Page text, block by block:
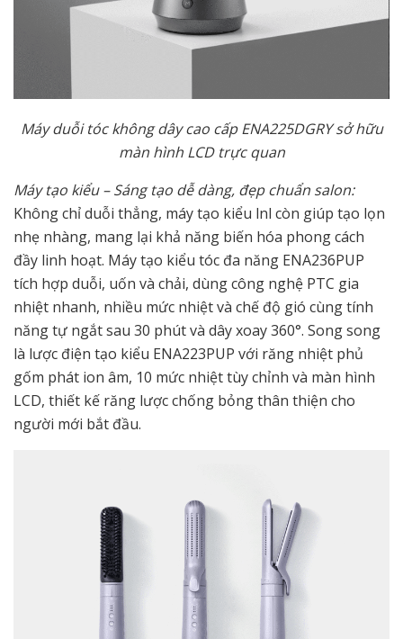
Máy duỗi tóc không dây cao cấp ENA225DGRY sở hữu
màn hình LCD trực quan
Máy tạo kiểu – Sáng tạo dễ dàng, đẹp chuẩn salon:
Không chỉ duỗi thẳng, máy tạo kiểu lnl còn giúp tạo lọn
nhẹ nhàng, mang lại khả năng biến hóa phong cách
đầy linh hoạt. Máy tạo kiểu tóc đa năng ENA236PUP
tích hợp duỗi, uốn và chải, dùng công nghệ PTC gia
nhiệt nhanh, nhiều mức nhiệt và chế độ gió cùng tính
năng tự ngắt sau 30 phút và dây xoay 360°. Song song
là lược điện tạo kiểu ENA223PUP với răng nhiệt phủ
gốm phát ion âm, 10 mức nhiệt tùy chỉnh và màn hình
LCD, thiết kế răng lược chống bỏng thân thiện cho
người mới bắt đầu.